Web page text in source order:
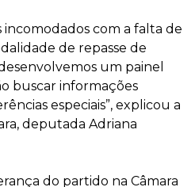
incomodados com a falta de
de repasse de
um painel
buscar informações
especiais”, explicou a
deputada Adriana
do partido na Câmara